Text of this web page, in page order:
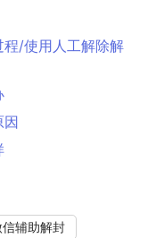
/使用人工解除解
信辅助解封